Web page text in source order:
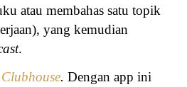
atau membahas satu topik
yang kemudian
.
Clubhouse. Dengan app ini